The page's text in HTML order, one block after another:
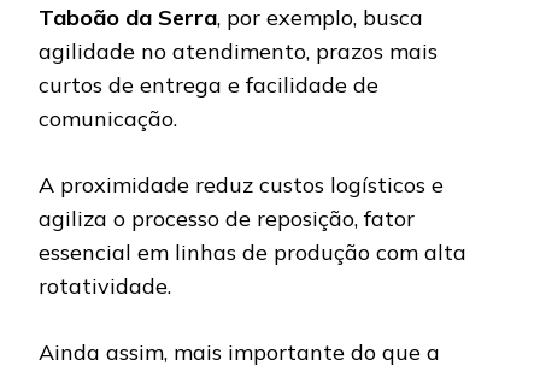
Taboão da Serra, por exemplo, busca
agilidade no atendimento, prazos mais
curtos de entrega e facilidade de
comunicação.
A proximidade reduz custos logísticos e
agiliza o processo de reposição, fator
essencial em linhas de produção com alta
rotatividade.
Ainda assim, mais importante do que a